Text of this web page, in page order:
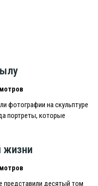
фотографии на скульптуре
портреты, которые
жизни
представили десятый том